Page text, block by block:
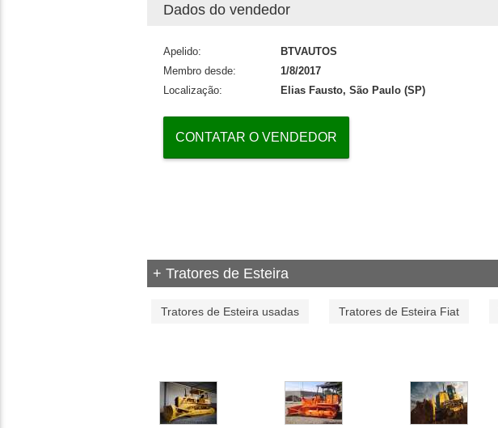
Dados do vendedor
Apelido:
BTVAUTOS
Membro desde:
1/8/2017
Localização:
Elias Fausto, São Paulo (SP)
CONTATAR O VENDEDOR
+ Tratores de Esteira
Tratores de Esteira usadas Tratores de Esteira Fiat